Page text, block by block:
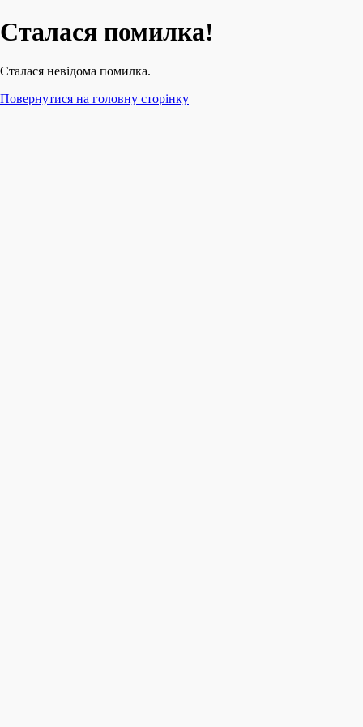
Сталася помилка!
Сталася невідома помилка.
Повернутися на головну сторінку